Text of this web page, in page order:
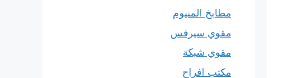
مطابخ المنيوم
مقوي سيرفس
مقوي شبكة
مكتب افراح